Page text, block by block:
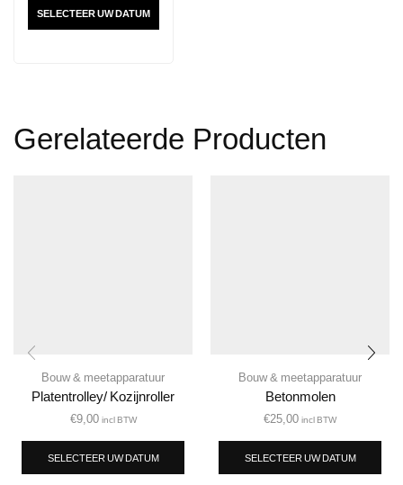
SELECTEER UW DATUM
Gerelateerde Producten
Bouw & meetapparatuur
Platentrolley/ Kozijnroller
€9,00 incl BTW
SELECTEER UW DATUM
Bouw & meetapparatuur
Betonmolen
€25,00 incl BTW
SELECTEER UW DATUM